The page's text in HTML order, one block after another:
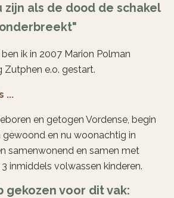
zijn als de dood de schakel
ik in 2007 Marion Polman
e.o. gestart.
...
en getogen Vordense, begin
en nu woonachtig in
samenwonend en samen met
inmiddels volwassen kinderen.
gekozen voor dit vak: